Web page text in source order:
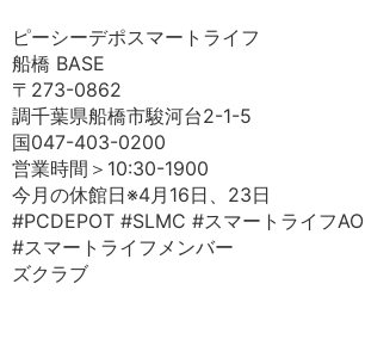
ピーシーデポスマートライフ
船橋 BASE
〒273-0862
調千葉県船橋市駿河台2-1-5
国047-403-0200
営業時間＞10:30-1900
今月の休館日※4月16日、23日
#PCDEPOT #SLMC #スマートライフAO
#スマートライフメンバー
ズクラブ